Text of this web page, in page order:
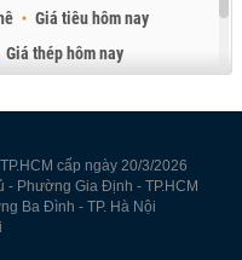
Giá tiêu hôm nay
Giá thép hôm nay
cấp ngày 20/3/2026
- Phường Gia Định - TP.HCM
Ba Đình - TP. Hà Nội